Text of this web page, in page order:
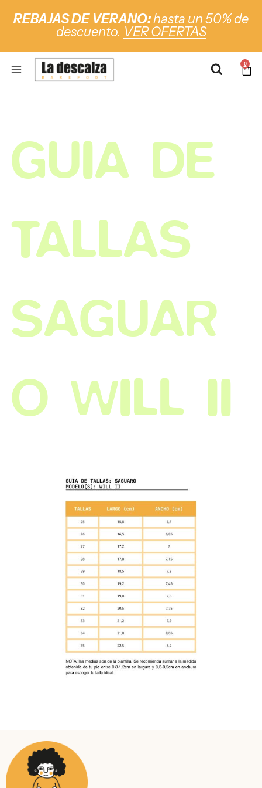
REBAJAS DE VERANO:hasta un 50% de
descuento. VER OFERTAS
0
GUIA DE
TALLAS
SAGUAR
O WILL II